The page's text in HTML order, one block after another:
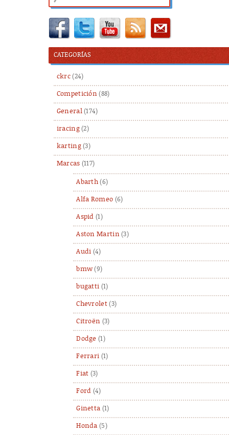
CATEGORÍAS
ckrc(24)
Competición (88)
General(174)
iracing(2)
karting(3)
Marcas (117)
Abarth (6)
Alfa Romeo (6)
Aspid (1)
Aston Martin (3)
Audi (4)
bmw (9)
bugatti (1)
Chevrolet(3)
Citroën (3)
Dodge (1)
Ferrari (1)
Fiat (3)
Ford (4)
Ginetta (1)
Honda (5)